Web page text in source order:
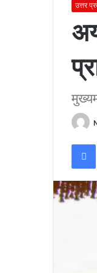
उत्तर